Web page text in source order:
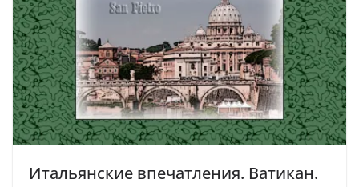
Итальянские впечатления. Ватикан.